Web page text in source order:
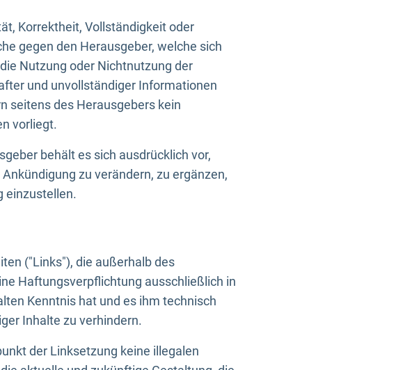
Korrektheit, Vollständigkeit oder
gegen den Herausgeber, welche sich
Nutzung oder Nichtnutzung der
und unvollständiger Informationen
seitens des Herausgebers kein
vorliegt.
behält es sich ausdrücklich vor,
zu verändern, zu ergänzen,
einzustellen.
("Links"), die außerhalb des
Haftungsverpflichtung ausschließlich in
Kenntnis hat und es ihm technisch
Inhalte zu verhindern.
der Linksetzung keine illegalen